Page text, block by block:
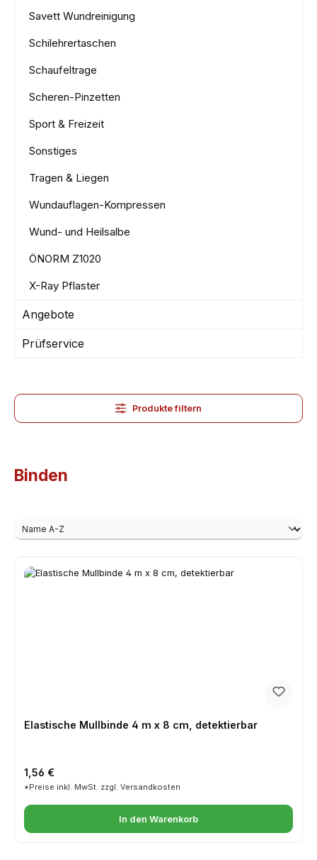
Savett Wundreinigung
Schilehrertaschen
Schaufeltrage
Scheren-Pinzetten
Sport & Freizeit
Sonstiges
Tragen & Liegen
Wundauflagen-Kompressen
Wund- und Heilsalbe
ÖNORM Z1020
X-Ray Pflaster
Angebote
Prüfservice
Produkte filtern
Binden
Elastische Mullbinde 4 m x 8 cm, detektierbar
Regulärer Preis:
1,56 €
*Preise inkl. MwSt. zzgl. Versandkosten
In den Warenkorb